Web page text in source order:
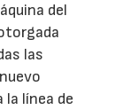
del
las
línea de